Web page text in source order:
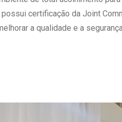
de Gestão
- Portal Médico
certificação da Joint
a qualidade e a